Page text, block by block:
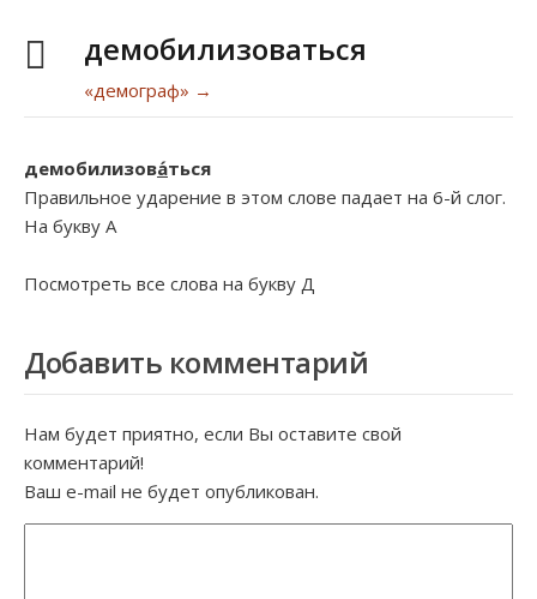
демобилизоваться
«демограф» →
демобилизова́ться
Правильное ударение в этом слове падает на 6-й слог.
На букву А
Посмотреть все слова на букву Д
Добавить комментарий
Нам будет приятно, если Вы оставите свой
комментарий!
Ваш e-mail не будет опубликован.